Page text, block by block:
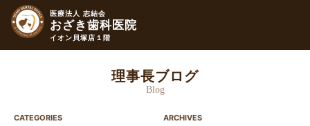
医療法人 志結会
おざき歯科医院
イオン貝塚店１階
理事長ブログ
Blog
CATEGORIES ARCHIVES